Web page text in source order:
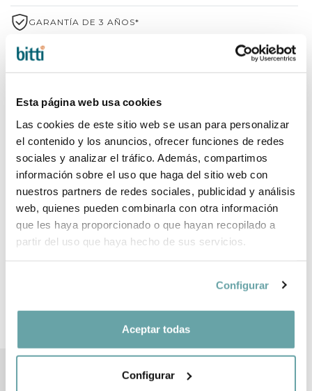
Esta página web usa cookies
Las cookies de este sitio web se usan para personalizar
el contenido y los anuncios, ofrecer funciones de redes
sociales y analizar el tráfico. Además, compartimos
información sobre el uso que haga del sitio web con
nuestros partners de redes sociales, publicidad y análisis
web, quienes pueden combinarla con otra información
que les haya proporcionado o que hayan recopilado a
partir del uso que haya hecho de sus servicios.
Configurar
Aceptar todas
Configurar
GARANTÍA DE 3 AÑOS*
ENVÍOS Y DEVOLUCIONES
INFORMACIÓN DE LA MARCA
COMPARTIR
OTROS CLIENTES TAMBIÉN VIERON